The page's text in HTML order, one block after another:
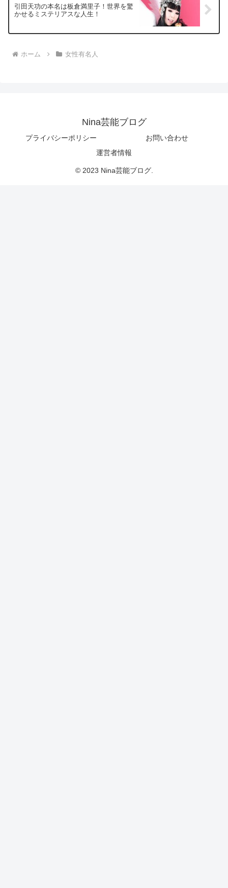
引田天功の本名は板倉満里子！世界を驚
かせるミステリアスな人生！
ホーム 女性有名人
Nina芸能ブログ
プライバシーポリシー
お問い合わせ
運営者情報
© 2023 Nina芸能ブログ.